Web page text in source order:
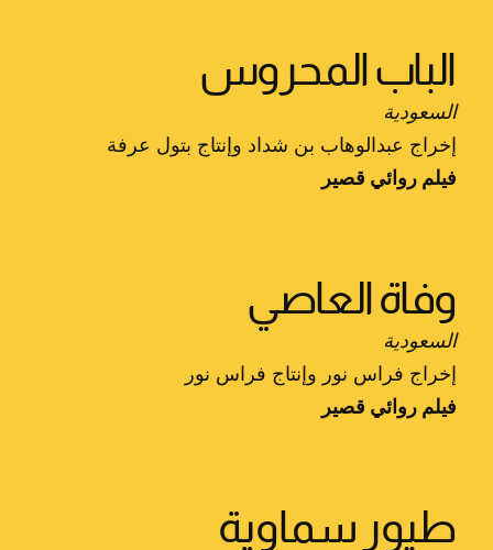
الباب المحروس
السعودية
إخراج عبدالوهاب بن شداد وإنتاج بتول عرفة
فيلم روائي قصير
وفاة العاصي
السعودية
إخراج فراس نور وإنتاج فراس نور
فيلم روائي قصير
طيور سماوية